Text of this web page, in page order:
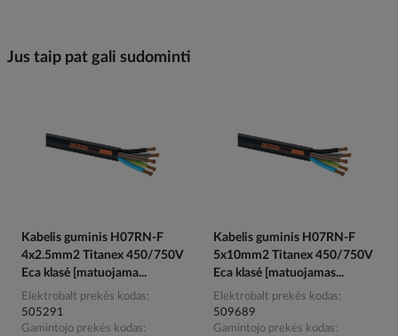
Jus taip pat gali sudominti
Kabelis guminis H07RN-F
4x2.5mm2 Titanex 450/750V
Eca klasė [matuojama...
Elektrobalt prekės kodas
505291
Gamintojo prekės kodas
Kabelis guminis H07RN-F
5x10mm2 Titanex 450/750V
Eca klasė [matuojamas...
Elektrobalt prekės kodas
509689
Gamintojo prekės kodas